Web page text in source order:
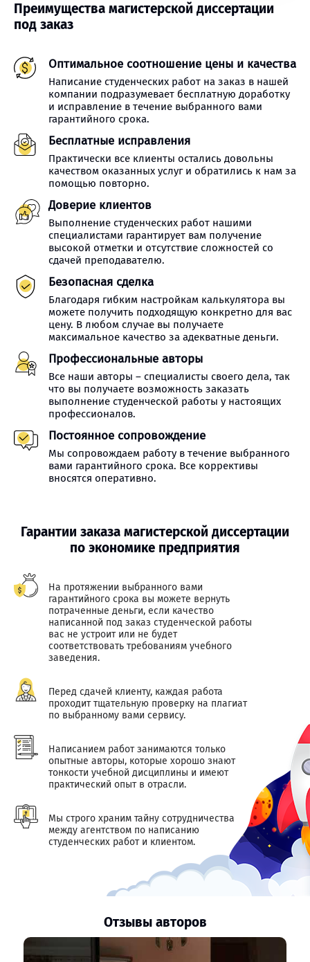
Преимущества магистерской диссертации
под заказ
Оптимальное соотношение цены и качества
Написание студенческих работ на заказ в нашей
компании подразумевает бесплатную доработку
и исправление в течение выбранного вами
гарантийного срока.
Бесплатные исправления
Практически все клиенты остались довольны
качеством оказанных услуг и обратились к нам за
помощью повторно.
Доверие клиентов
Выполнение студенческих работ нашими
специалистами гарантирует вам получение
высокой отметки и отсутствие сложностей со
сдачей преподавателю.
Безопасная сделка
Благодаря гибким настройкам калькулятора вы
можете получить подходящую конкретно для вас
цену. В любом случае вы получаете
максимальное качество за адекватные деньги.
Профессиональные авторы
Все наши авторы – специалисты своего дела, так
что вы получаете возможность заказать
выполнение студенческой работы у настоящих
профессионалов.
Постоянное сопровождение
Мы сопровождаем работу в течение выбранного
вами гарантийного срока. Все коррективы
вносятся оперативно.
Гарантии заказа магистерской диссертации
по экономике предприятия
На протяжении выбранного вами
гарантийного срока вы можете вернуть
потраченные деньги, если качество
написанной под заказ студенческой работы
вас не устроит или не будет
соответствовать требованиям учебного
заведения.
Перед сдачей клиенту, каждая работа
проходит тщательную проверку на плагиат
по выбранному вами сервису.
Написанием работ занимаются только
опытные авторы, которые хорошо знают
тонкости учебной дисциплины и имеют
практический опыт в отрасли.
Мы строго храним тайну сотрудничества
между агентством по написанию
студенческих работ и клиентом.
Отзывы авторов